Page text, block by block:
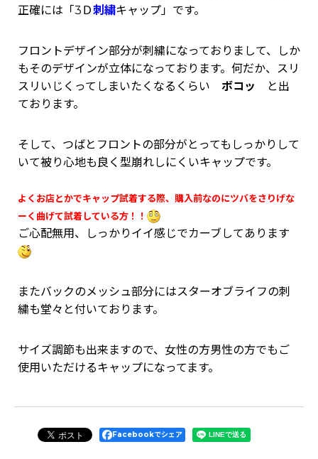
正確には「3Ｄ刺繍キャップ」です。
フロントデザイン部分が刺繍になっておりまして、しか
もそのデザインが立体になっております。何だか、スリ
スリいじくってしまいたくなるくらい ボコッ
と出
ております。
そして、つばとフロントの部分がとってもしっかりして
いて被り心地も良く型崩れしにくいキャップです。
よくお店とかでキャップ試着する際、購入前なのにツバをさりげな
ーく曲げて試着している方！！
ご心配無用、しっかりイイ感じでカーブしてあります
またバックのメッシュ部分にはスターオブライフの刺
繍も堂々と付いております。
サイズ調節も出来ますので、女性の方男性の方でもご
使用いただけるキャップになってます。
Facebookでシェア